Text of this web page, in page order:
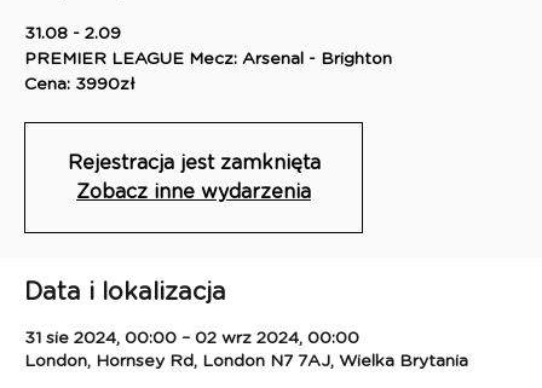
31.08 - 2.09
PREMIER LEAGUE Mecz: Arsenal - Brighton
Cena: 3990zł
Rejestracja jest zamknięta
Zobacz inne wydarzenia
Data i lokalizacja
31 sie 2024, 00:00 – 02 wrz 2024, 00:00
London, Hornsey Rd, London N7 7AJ, Wielka Brytania